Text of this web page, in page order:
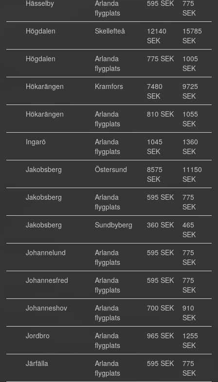
Hässelby
Arlanda
flygplats
595 SEK
775
SEK
Högdalen
Skellefteå
12140
SEK
15785
SEK
Högdalen
Arlanda
flygplats
775 SEK
1005
SEK
Hökarängen
Kramfors
7480
SEK
9725
SEK
Hökarängen
Arlanda
flygplats
810 SEK
1055
SEK
Ingarö
Arlanda
flygplats
1045
SEK
1360
SEK
Jakobsberg
Östersund
8575
SEK
11150
SEK
Jakobsberg
Arlanda
flygplats
595 SEK
775
SEK
Jakobsberg
Sundbyberg 360 SEK
465
SEK
Johannelund
Arlanda
flygplats
595 SEK
775
SEK
Johannesfred
Arlanda
flygplats
595 SEK
775
SEK
Johanneshov
Arlanda
flygplats
700 SEK
910
SEK
Jordbro
Arlanda
flygplats
965 SEK
1255
SEK
Järfälla
Arlanda
flygplats
595 SEK
775
SEK